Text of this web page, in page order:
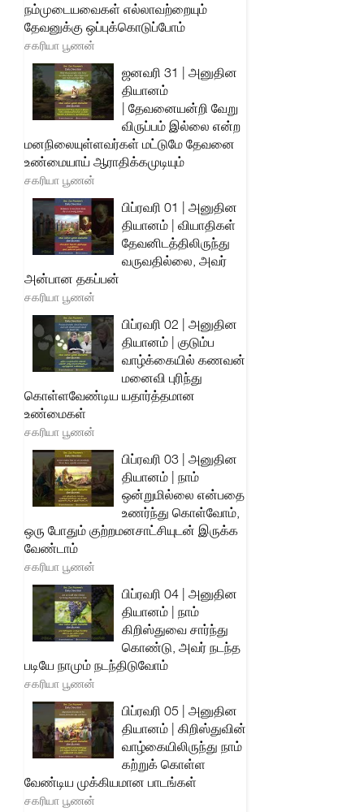
நம்முடையவைகள் எல்லாவற்றையும்
தேவனுக்கு ஒப்புக்கொடுப்போம்
சகரியா பூணன்
ஜனவரி 31 | அனுதின
தியானம்
| தேவனையன்றி வேறு
விருப்பம் இல்லை என்ற
மனநிலையுள்ளவர்கள் மட்டுமே தேவனை
உண்மையாய் ஆராதிக்கமுடியும்
சகரியா பூணன்
பிப்ரவரி 01 | அனுதின
தியானம் | வியாதிகள்
தேவனிடத்திலிருந்து
வருவதில்லை, அவர்
அன்பான தகப்பன்
சகரியா பூணன்
பிப்ரவரி 02 | அனுதின
தியானம் | குடும்ப
வாழ்க்கையில் கணவன்
மனைவி புரிந்து
கொள்ளவேண்டிய யதார்த்தமான
உண்மைகள்
சகரியா பூணன்
பிப்ரவரி 03 | அனுதின
தியானம் | நாம்
ஒன்றுமில்லை என்பதை
உணர்ந்து கொள்வோம்,
ஒரு போதும் குற்றமனசாட்சியுடன் இருக்க
வேண்டாம்
சகரியா பூணன்
பிப்ரவரி 04 | அனுதின
தியானம் | நாம்
கிறிஸ்துவை சார்ந்து
கொண்டு, அவர் நடந்த
படியே நாமும் நடந்திடுவோம்
சகரியா பூணன்
பிப்ரவரி 05 | அனுதின
தியானம் | கிறிஸ்துவின்
வாழ்கையிலிருந்து நாம்
கற்றுக் கொள்ள
வேண்டிய முக்கியமான பாடங்கள்
சகரியா பூணன்